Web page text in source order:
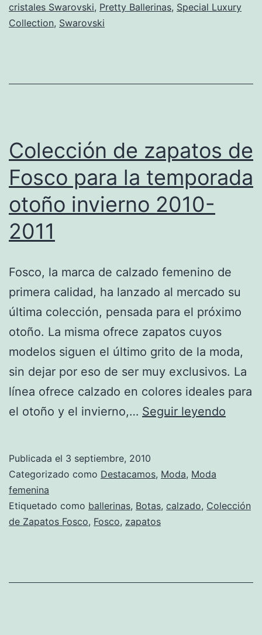
Collection,
cristales Swarovski, Pretty Ballerinas, Special Luxury
Collection, Swarovski
Colección de zapatos de
Fosco para la temporada
otoño invierno 2010-
2011
Fosco, la marca de calzado femenino de
primera calidad, ha lanzado al mercado su
última colección, pensada para el próximo
otoño. La misma ofrece zapatos cuyos
modelos siguen el último grito de la moda,
sin dejar por eso de ser muy exclusivos. La
línea ofrece calzado en colores ideales para
el otoño y el invierno,… Seguir leyendo
para
Publicada el 3 septiembre, 2010
Categorizado como Destacamos, Moda, Moda
femenina
Etiquetado como ballerinas, Botas, calzado, Colección
de Zapatos Fosco, Fosco, zapatos